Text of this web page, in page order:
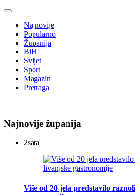
Najnovije
Popularno
Županija
BiH
Svijet
Sport
Magazin
Pretraga
Najnovije županija
2sata
Više od 20 jela predstavilo